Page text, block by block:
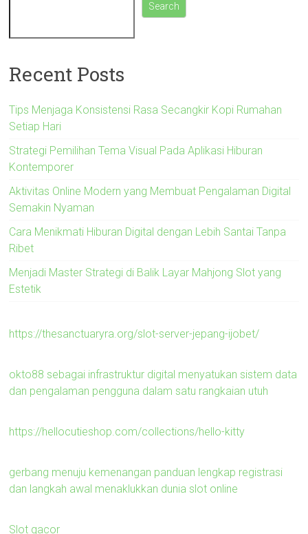
Search
Recent Posts
Tips Menjaga Konsistensi Rasa Secangkir Kopi Rumahan
Setiap Hari
Strategi Pemilihan Tema Visual Pada Aplikasi Hiburan
Kontemporer
Aktivitas Online Modern yang Membuat Pengalaman Digital
Semakin Nyaman
Cara Menikmati Hiburan Digital dengan Lebih Santai Tanpa
Ribet
Menjadi Master Strategi di Balik Layar Mahjong Slot yang
Estetik
https://thesanctuaryra.org/slot-server-jepang-ijobet/
okto88 sebagai infrastruktur digital menyatukan sistem data
dan pengalaman pengguna dalam satu rangkaian utuh
https://hellocutieshop.com/collections/hello-kitty
gerbang menuju kemenangan panduan lengkap registrasi
dan langkah awal menaklukkan dunia slot online
Slot gacor